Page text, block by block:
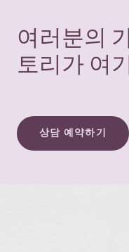
여러분의
토리가 여
상담 예약하기